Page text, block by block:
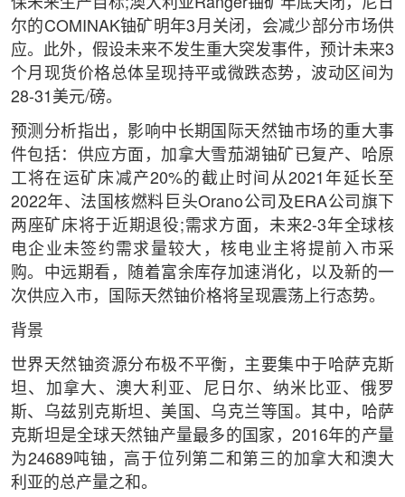
保未来生产目标;澳大利亚Ranger铀矿年底关闭，尼日
尔的COMINAK铀矿明年3月关闭，会减少部分市场供
应。此外，假设未来不发生重大突发事件，预计未来3
个月现货价格总体呈现持平或微跌态势，波动区间为
28-31美元/磅。
预测分析指出，影响中长期国际天然铀市场的重大事
件包括：供应方面，加拿大雪茄湖铀矿已复产、哈原
工将在运矿床减产20%的截止时间从2021年延长至
2022年、法国核燃料巨头Orano公司及ERA公司旗下
两座矿床将于近期退役;需求方面，未来2-3年全球核
电企业未签约需求量较大，核电业主将提前入市采
购。中远期看，随着富余库存加速消化，以及新的一
次供应入市，国际天然铀价格将呈现震荡上行态势。
背景
世界天然铀资源分布极不平衡，主要集中于哈萨克斯
坦、加拿大、澳大利亚、尼日尔、纳米比亚、俄罗
斯、乌兹别克斯坦、美国、乌克兰等国。其中，哈萨
克斯坦是全球天然铀产量最多的国家，2016年的产量
为24689吨铀，高于位列第二和第三的加拿大和澳大
利亚的总产量之和。